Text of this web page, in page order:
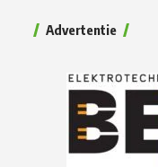
Advertentie